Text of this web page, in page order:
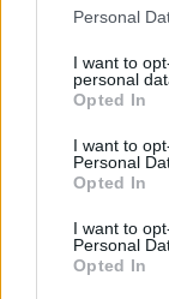
Please note
not limited to
grant or deny
use your data
consent section.
Personal
I want to
personal
Opted In
I want to
Personal
Opted In
I want to
Personal
Opted In
Balogh Tamás